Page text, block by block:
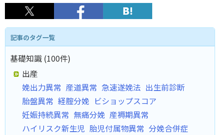
記事のタグ一覧
基礎知識 (100件)
出産
娩出力異常 産道異常 急速遂娩法 出生前診断
胎盤異常 経腟分娩 ビショップスコア
妊娠持続異常 無痛分娩 産褥期異常
ハイリスク新生児 胎児付属物異常 分娩合併症